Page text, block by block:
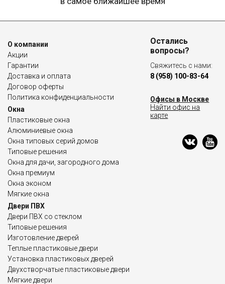
О компании
Акции
Гарантии
Доставка и оплата
Договор оферты
Политика конфиденциальности
Окна
Пластиковые окна
Алюминиевые окна
Окна типовых серий домов
Типовые решения
Окна для дачи, загородного дома
Окна премиум
Окна эконом
Мягкие окна
Двери ПВХ
Двери ПВХ со стеклом
Типовые решения
Изготовление дверей
Теплые пластиковые двери
Установка пластиковых дверей
Двухстворчатые пластиковые двери
Мягкие двери
Остались
вопросы?
Свяжитесь с нами:
8 (958) 100-83-64
Офисы в Москве
Найти офис на
карте